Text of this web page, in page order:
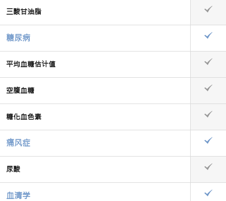
三酸甘油脂
糖尿病
平均血糖估计值
空腹血糖
糖化血色素
痛风症
尿酸
血清学